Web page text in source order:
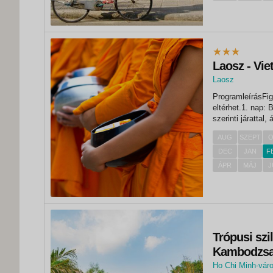
Laosz -
Laosz
eltérhet.1. nap:
szerinti járattal,
menetrend az
érkezés Hanoiba
AUG SZEPT
DEC
JAN
ÁPR
MÁJ
Trópusi
Ho Chi Minh-